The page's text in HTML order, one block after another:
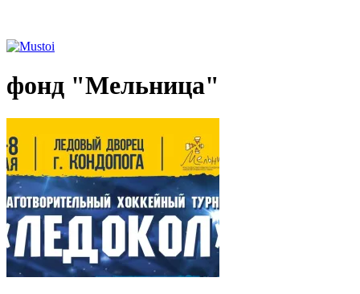
фонд "Мельница"